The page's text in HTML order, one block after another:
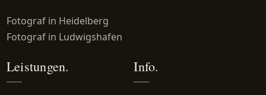
Fotograf in Heidelberg
Fotograf in Ludwigshafen
Leistungen. Info.